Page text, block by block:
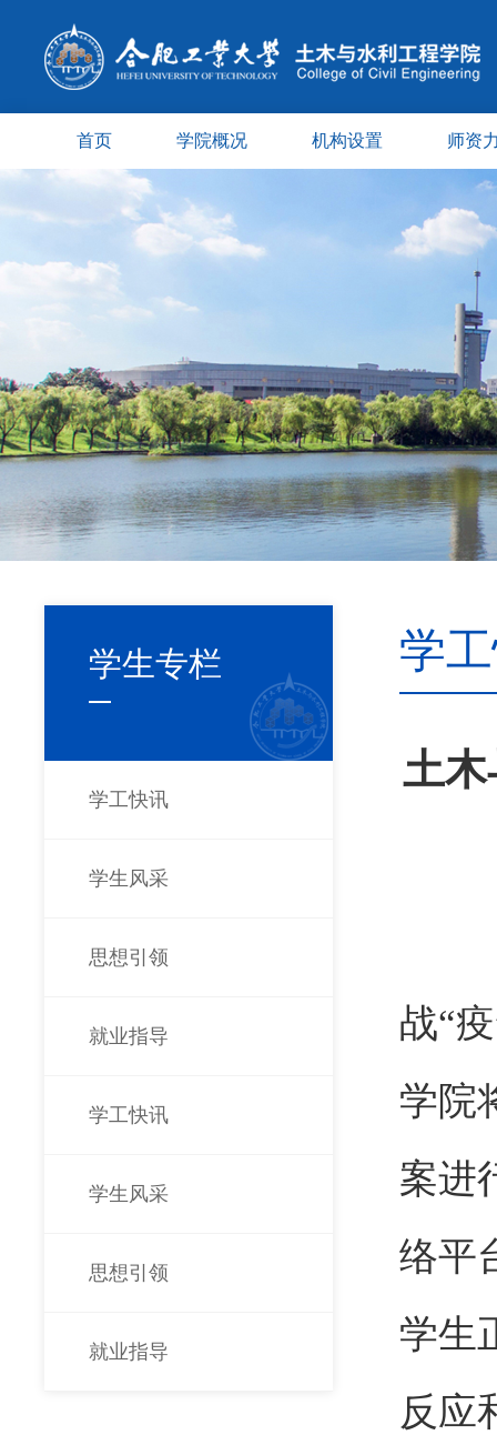
首页 学院概况 机构设置 师资
学生专栏
学工快讯
学生风采
思想引领
就业指导
学工快讯
学生风采
思想引领
就业指导
学
土
战“
学院
案进
络平
学生
反应